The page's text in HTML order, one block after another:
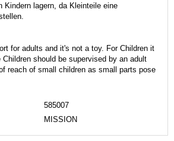
Kindern lagern, da Kleinteile eine
for adults and it's not a toy. For Children it
should be supervised by an adult
reach of small children as small parts pose
585007
MISSION